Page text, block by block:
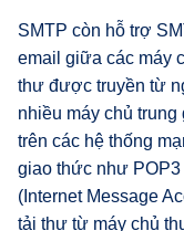
SMTP còn hỗ trợ
email giữa các máy
thư được truyền từ
nhiều máy chủ
trên các hệ thống
giao thức như POP3
(Internet Message
tải thư từ máy chủ